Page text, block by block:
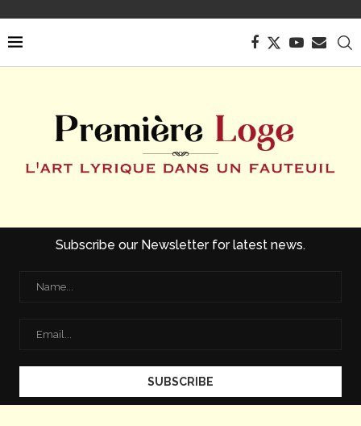
Subscribe our Newsletter for latest news.